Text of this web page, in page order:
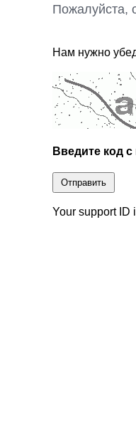
Пожалуйста,
Нам нужно
Введите код с
Отправить
Your support ID